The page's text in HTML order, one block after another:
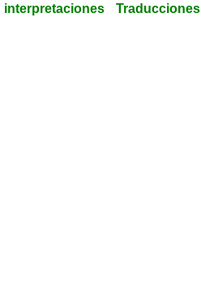
interpretaciones Traducciones